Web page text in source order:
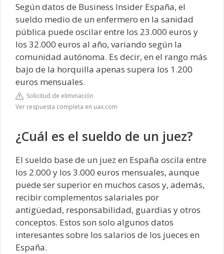
Según datos de Business Insider España, el
sueldo medio de un enfermero en la sanidad
pública puede oscilar entre los 23.000 euros y
los 32.000 euros al año, variando según la
comunidad autónoma. Es decir, en el rango más
bajo de la horquilla apenas supera los 1.200
euros mensuales.
Solicitud de eliminación
Ver respuesta completa en uax.com
¿Cuál es el sueldo de un juez?
El sueldo base de un juez en España oscila entre
los 2.000 y los 3.000 euros mensuales, aunque
puede ser superior en muchos casos y, además,
recibir complementos salariales por
antigüedad, responsabilidad, guardias y otros
conceptos. Estos son solo algunos datos
interesantes sobre los salarios de los jueces en
España.